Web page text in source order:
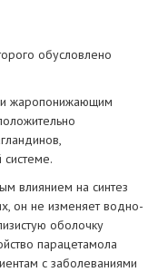
обусловлено
жаропонижающим
влиянием на синтез
он не изменяет водно-
оболочку
парацетамола
с заболеваниями